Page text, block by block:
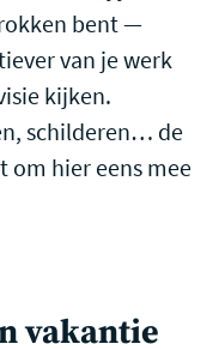
bent —
van je werk
kijken.
schilderen… de
om hier eens mee
vakantie